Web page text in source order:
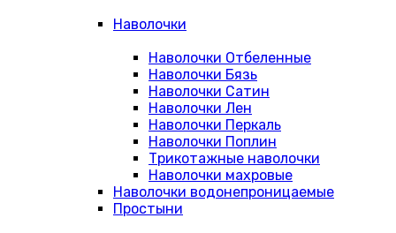
Наволочки
Наволочки Отбеленные
Наволочки Бязь
Наволочки Сатин
Наволочки Лен
Наволочки Перкаль
Наволочки Поплин
Трикотажные наволочки
Наволочки махровые
Наволочки водонепроницаемые
Простыни